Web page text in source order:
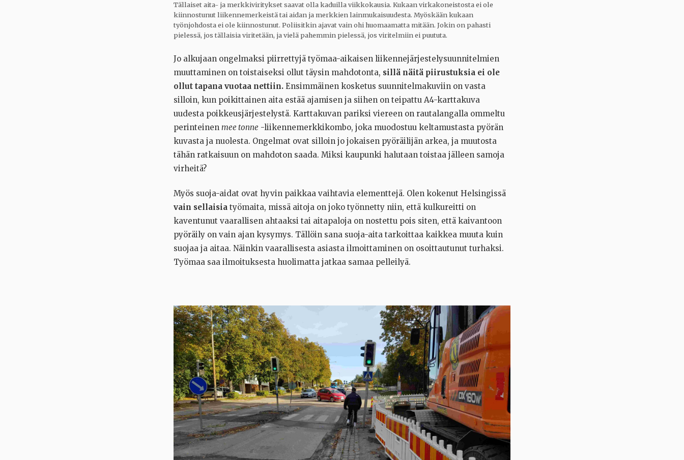
Tällaiset aita- ja merkkiviritykset saavat olla kaduilla viikkokausia. Kukaan virkakoneistosta ei ole
kiinnostunut liikennemerkeistä tai aidan ja merkkien lainmukaisuudesta. Myöskään kukaan
työnjohdosta ei ole kiinnostunut. Poliisitkin ajavat vain ohi huomaamatta mitään. Jokin on pahasti
pielessä, jos tällaisia viritetään, ja vielä pahemmin pielessä, jos viritelmiin ei puututa.
Jo alkujaan ongelmaksi piirrettyjä työmaa-aikaisen liikennejärjestelysuunnitelmien
muuttaminen on toistaiseksi ollut täysin mahdotonta, sillä näitä piirustuksia ei ole
ollut tapana vuotaa nettiin.Ensimmäinen kosketus suunnitelmakuviin on vasta
silloin, kun poikittainen aita estää ajamisen ja siihen on teipattu A4-karttakuva
uudesta poikkeusjärjestelystä. Karttakuvan pariksi viereen on rautalangalla ommeltu
perinteinen mee tonne -liikennemerkkikombo, joka muodostuu keltamustasta pyörän
kuvasta ja nuolesta. Ongelmat ovat silloin jo jokaisen pyöräilijän arkea, ja muutosta
tähän ratkaisuun on mahdoton saada. Miksi kaupunki halutaan toistaa jälleen samoja
virheitä?
Myös suoja-aidat ovat hyvin paikkaa vaihtavia elementtejä. Olen kokenut Helsingissä
vain sellaisiatyömaita, missä aitoja on joko työnnetty niin, että kulkureitti on
kaventunut vaarallisen ahtaaksi tai aitapaloja on nostettu pois siten, että kaivantoon
pyöräily on vain ajan kysymys. Tällöin sana suoja-aita tarkoittaa kaikkea muuta kuin
suojaa ja aitaa. Näinkin vaarallisesta asiasta ilmoittaminen on osoittautunut turhaksi.
Työmaa saa ilmoituksesta huolimatta jatkaa samaa pelleilyä.